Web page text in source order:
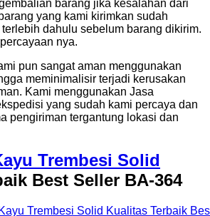
barang jika kesalahan dari
yang kami kirimkan sudah
dahulu sebelum barang dikirim.
nya.
pun sangat aman menggunakan
meminimalisir terjadi kerusakan
Kami menggunakan Jasa
yang sudah kami percaya dan
pengiriman tergantung lokasi dan
Trembesi Solid
Best Seller BA-364